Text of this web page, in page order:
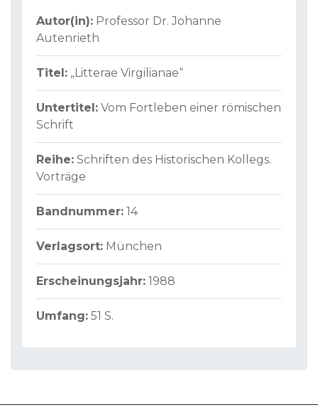
Autor(in): Professor Dr. Johanne
Autenrieth
Titel: „Litterae Virgilianae“
Untertitel: Vom Fortleben einer römischen
Schrift
Reihe: Schriften des Historischen Kollegs.
Vorträge
Bandnummer: 14
Verlagsort: München
Erscheinungsjahr: 1988
Umfang: 51 S.